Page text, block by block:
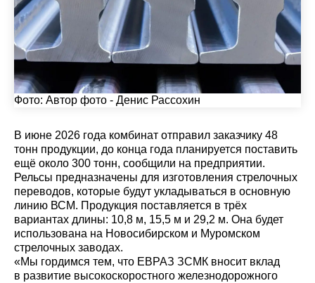
Фото: Автор фото - Денис Рассохин
В июне 2026 года комбинат отправил заказчику 48
тонн продукции, до конца года планируется поставить
ещё около 300 тонн, сообщили на предприятии.
Рельсы предназначены для изготовления стрелочных
переводов, которые будут укладываться в основную
линию ВСМ. Продукция поставляется в трёх
вариантах длины: 10,8 м, 15,5 м и 29,2 м. Она будет
использована на Новосибирском и Муромском
стрелочных заводах.
«Мы гордимся тем, что ЕВРАЗ ЗСМК вносит вклад
в развитие высокоскоростного железнодорожного